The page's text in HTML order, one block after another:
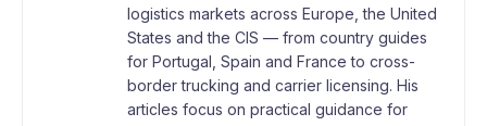
logistics markets across Europe, the United
States and the CIS — from country guides
for Portugal, Spain and France to cross-
border trucking and carrier licensing. His
articles focus on practical guidance for